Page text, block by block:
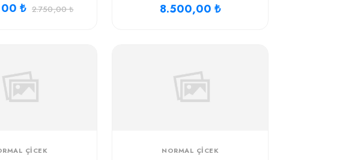
₺ 2.750,00 ₺ 8.500,00 ₺
ÇICEK NORMAL ÇICEK